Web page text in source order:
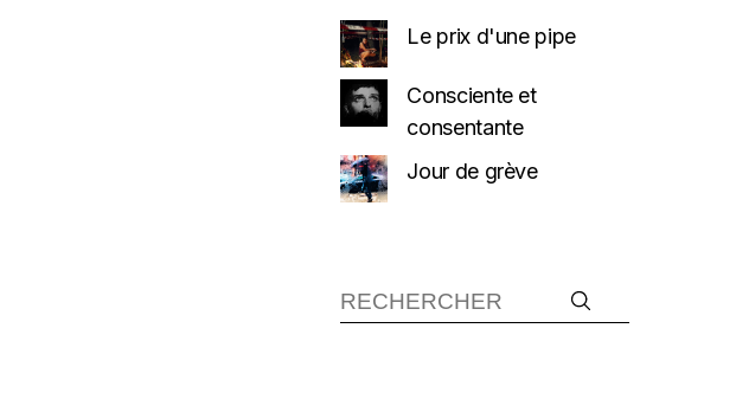
Le prix d'une pipe
Consciente et
consentante
Jour de grève
Recherche :